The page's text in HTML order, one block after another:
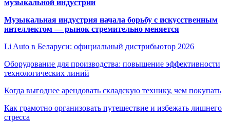
музыкальной индустрии
Музыкальная индустрия начала борьбу с искусственным
интеллектом — рынок стремительно меняется
Li Auto в Беларуси: официальный дистрибьютор 2026
Оборудование для производства: повышение эффективности
технологических линий
Когда выгоднее арендовать складскую технику, чем покупать
Как грамотно организовать путешествие и избежать лишнего
стресса